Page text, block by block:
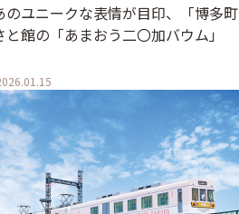
のユニークな表情が目印、「博多町
館の「あまおう二〇加バウム」